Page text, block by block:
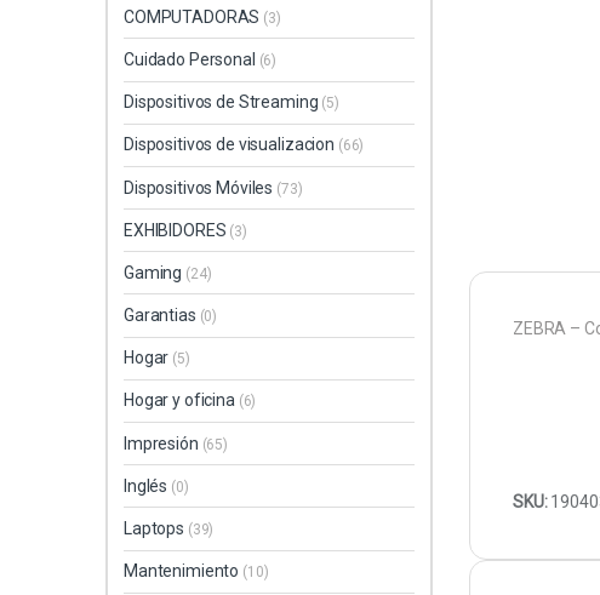
ZEBRA –
SKU:
COMPUTADORAS (3)
Cuidado Personal (6)
Dispositivos de Streaming (5)
Dispositivos de visualizacion (66)
Dispositivos Móviles (73)
EXHIBIDORES (3)
Gaming (24)
Garantias (0)
Hogar (5)
Hogar y oficina (6)
Impresión (65)
Inglés (0)
Laptops (39)
Mantenimiento (10)